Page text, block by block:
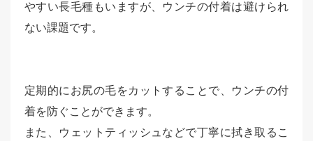
やすい長毛種もいますが、ウンチの付着は避けられ
ない課題です。
定期的にお尻の毛をカットすることで、ウンチの付
着を防ぐことができます。
また、ウェットティッシュなどで丁寧に拭き取るこ